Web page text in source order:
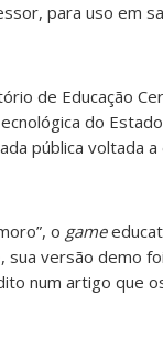
para uso em
de Educação
do
pública voltada
o game
sua versão demo
num artigo que